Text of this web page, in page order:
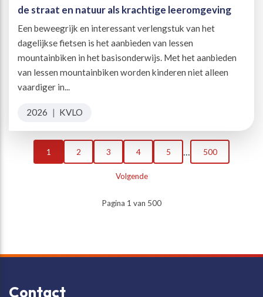
de straat en natuur als krachtige leeromgeving
Een beweegrijk en interessant verlengstuk van het
dagelijkse fietsen is het aanbieden van lessen
mountainbiken in het basisonderwijs. Met het aanbieden
van lessen mountainbiken worden kinderen niet alleen
vaardiger in...
2026 | KVLO
1 2 3 4 5 ... 500
Volgende
Pagina 1 van 500
Contact